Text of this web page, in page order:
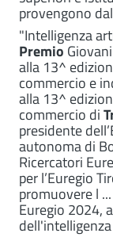
provengono
"Intelligenza
Premio
alla 13^
commercio e
alla 13^
commercio di
presidente
autonoma di
Ricercatori
per l’Euregio
promuovere l ...
Euregio 2024,